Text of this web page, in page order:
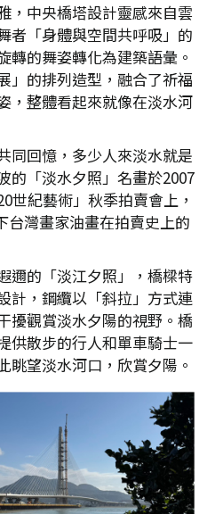
，中央橋塔設計靈感來自雲
者「身體與空間共呼吸」的
轉的舞姿轉化為建築語彙。
」的排列造型，融合了祈福
，整體看起來就像在淡水河
同回憶，多少人來淡水就是
的「淡水夕照」名畫於2007
世紀藝術」秋季拍賣會上，
台灣畫家油畫在拍賣史上的
邇的「淡江夕照」，橋樑特
計，鋼纜以「斜拉」方式連
擾觀賞淡水夕陽的視野。橋
供散步的行人和單車騎士一
眺望淡水河口，欣賞夕陽。